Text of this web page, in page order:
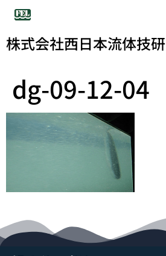
株式会社西日本流体技研
dg-09-12-04